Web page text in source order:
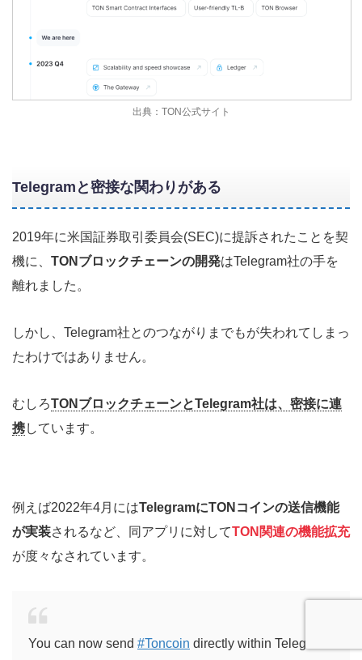
出典：TON公式サイト
Telegramと密接な関わりがある
2019年に米国証券取引委員会(SEC)に提訴されたことを契
機に、 TONブロックチェーンの開発はTelegram社の手を
離れました。
しかし、Telegram社とのつながりまでもが失われてしまっ
たわけではありません。
むしろTONブロックチェーンとTelegram社は、密接に連
携しています。
例えば2022年4月にはTelegramにTONコインの送信機能
が実装されるなど、同アプリに対してTON関連の機能拡充
が度々なされています。
You can now send #Toncoin directly within Telegram